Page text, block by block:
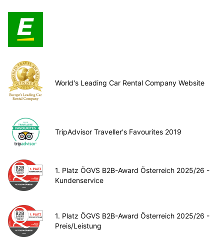
World's Leading Car Rental Company Website
TripAdvisor Traveller's Favourites 2019
1. Platz ÖGVS B2B-Award Österreich 2025/26 -
Kundenservice
1. Platz ÖGVS B2B-Award Österreich 2025/26 -
Preis/Leistung